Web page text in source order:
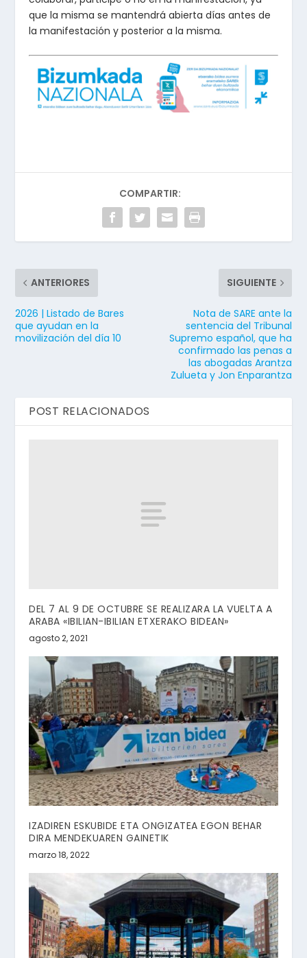
que la misma se mantendrá abierta días antes de
la manifestación y posterior a la misma.
COMPARTIR:
ANTERIORES
2026 | Listado de Bares
que ayudan en la
movilización del día 10
SIGUIENTE
Nota de SARE ante la
sentencia del Tribunal
Supremo español, que ha
confirmado las penas a
las abogadas Arantza
Zulueta y Jon Enparantza
POST RELACIONADOS
DEL 7 AL 9 DE OCTUBRE SE REALIZARA LA VUELTA A
ARABA «IBILIAN-IBILIAN ETXERAKO BIDEAN»
agosto 2, 2021
IZADIREN ESKUBIDE ETA ONGIZATEA EGON BEHAR
DIRA MENDEKUAREN GAINETIK
marzo 18, 2022